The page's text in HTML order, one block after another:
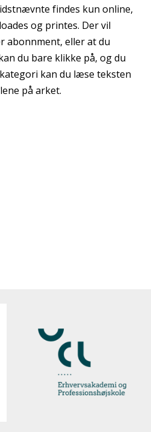
findes kun online,
og printes. Der vil
eller at du
du bare klikke på, og du
kan du læse teksten
på arket.